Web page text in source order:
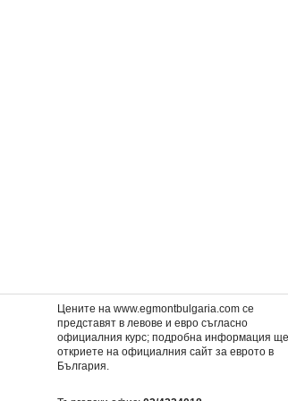
Цените на www.egmontbulgaria.com се
представят в левове и евро съгласно
официалния курс; подробна информация
откриете наофициалния сайт за еврото в
България